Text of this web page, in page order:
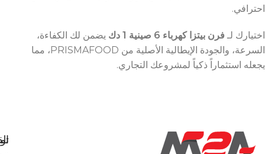
احترافي.
اختيارك لـ فرن بيتزا كهرباء 6 صينية 1 دك
يضمن لك الكفاءة،
السرعة، والجودة الإيطالية الأصلية من PRISMAFOOD، مما
يجعله استثماراً ذكياً لمشروعك التجاري.